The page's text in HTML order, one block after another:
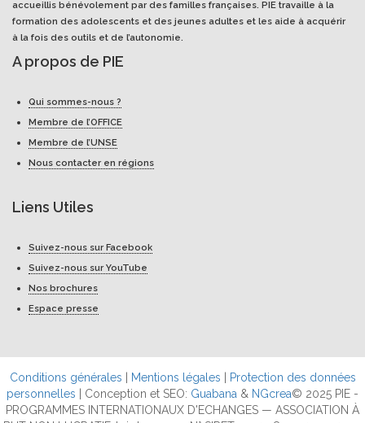
accueillis bénévolement par des familles françaises. PIE travaille à la
formation des adolescents et des jeunes adultes et les aide à acquérir
à la fois des outils et de l’autonomie.
A propos de PIE
Qui sommes-nous ?
Membre de l’OFFICE
Membre de l’UNSE
Nous contacter en régions
Liens Utiles
Suivez-nous sur Facebook
Suivez-nous sur YouTube
Nos brochures
Espace presse
Conditions générales Mentions légales
Protection des données
personnelles | Conception et SEO: Guabana & NGcrea© 2025 PIE -
PROGRAMMES INTERNATIONAUX D'ECHANGES — ASSOCIATION À